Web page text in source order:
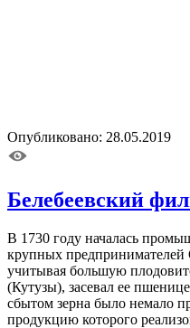
Опубликовано: 28.05.2019
Белебеевский
В 1730 году началась
крупных
учитывая большую
(Кутузы), засевал ее
сбытом зерна было немало
продукцию которого